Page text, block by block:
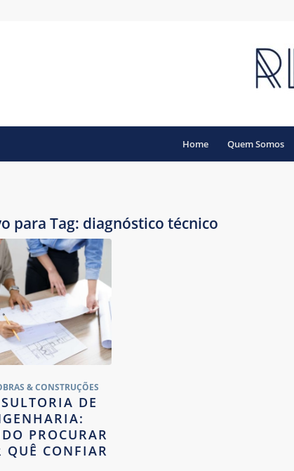
Home Quem Somos
para Tag: diagnóstico técnico
& CONSTRUÇÕES
DE
PROCURAR
QUÊ CONFIAR